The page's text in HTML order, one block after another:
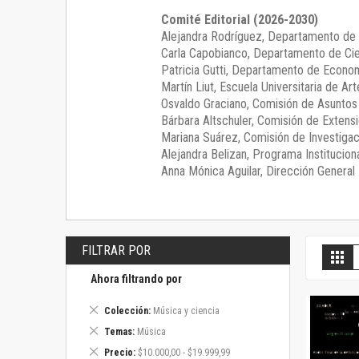
Comité Editorial (2026-2030)
Alejandra Rodríguez, Departamento de
Carla Capobianco, Departamento de
Patricia Gutti, Departamento de
Martín Liut, Escuela Universitaria de
Osvaldo Graciano, Comisión de
Bárbara Altschuler, Comisión de
Mariana Suárez, Comisión de
Alejandra Belizan, Programa
Anna Mónica Aguilar, Dirección General
FILTRAR POR
Ahora filtrando por
Colección Música y ciencia
Eliminar
artículo
Temas Música
Eliminar
artículo
Precio $10.000,00 - $19.999,99
Eliminar